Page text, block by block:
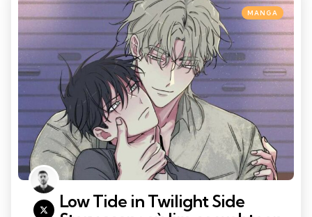
Categories
Posted
in
MANGA
Low Tide in Twilight Side